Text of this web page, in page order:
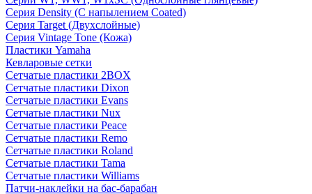
Серия Density (C напылением Coated)
Серия Target (Двухслойные)
Серия Vintage Tone (Кожа)
Пластики Yamaha
Кевларовые сетки
Сетчатые пластики 2BOX
Сетчатые пластики Dixon
Сетчатые пластики Evans
Сетчатые пластики Nux
Сетчатые пластики Peace
Сетчатые пластики Remo
Сетчатые пластики Roland
Сетчатые пластики Tama
Сетчатые пластики Williams
Патчи-наклейки на бас-барабан